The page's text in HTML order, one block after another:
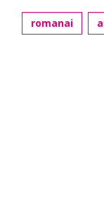
romanai